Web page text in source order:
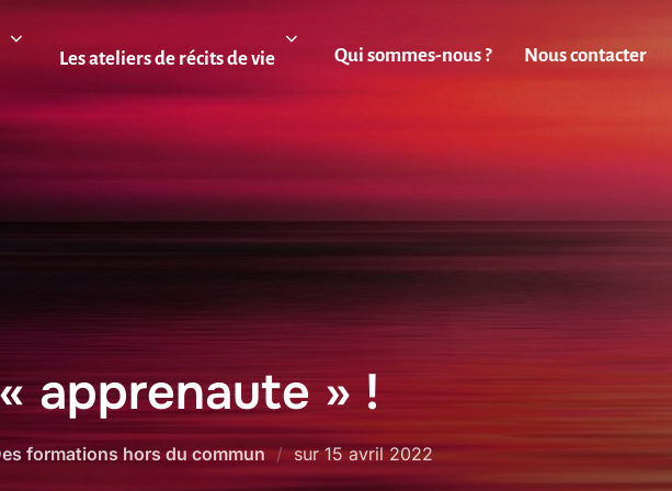
Les ateliers de récits de vie Qui sommes-nous ? Nous contacter
apprenaute » !
formations hors du commun surPublié
le
15 avril 2022